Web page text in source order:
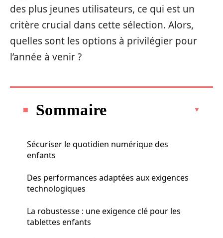
des plus jeunes utilisateurs, ce qui est un
critère crucial dans cette sélection. Alors,
quelles sont les options à privilégier pour
l’année à venir ?
Sommaire
Sécuriser le quotidien numérique des
enfants
Des performances adaptées aux exigences
technologiques
La robustesse : une exigence clé pour les
tablettes enfants